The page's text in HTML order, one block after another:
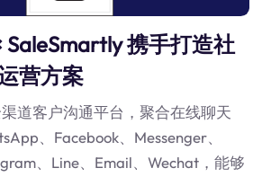
SaleSmartly 携手打造社
营方案
道客户沟通平台，聚合在线聊天
、Facebook、Messenger、
、Line、Email、Wechat，能够